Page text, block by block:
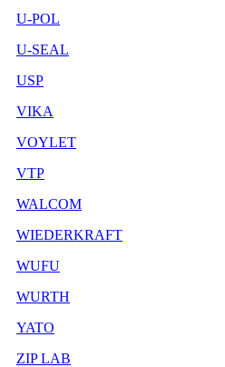
U-POL
U-SEAL
USP
VIKA
VOYLET
VTP
WALCOM
WIEDERKRAFT
WUFU
WURTH
YATO
ZIP LAB